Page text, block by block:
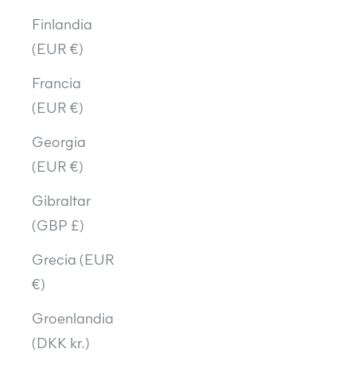
Finlandia
(EUR €)
Francia
(EUR €)
Georgia
(EUR €)
Gibraltar
(GBP £)
Grecia (EUR
€)
Groenlandia
(DKK kr.)